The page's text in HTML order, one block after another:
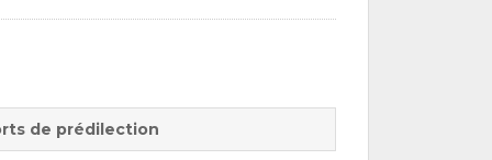
de prédilection